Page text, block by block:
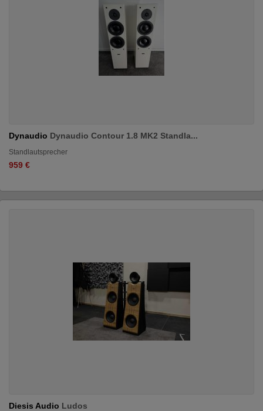
Dynaudio Dynaudio Contour 1.8 MK2 Standla...
Standlautsprecher
959 €
Diesis Audio Ludos